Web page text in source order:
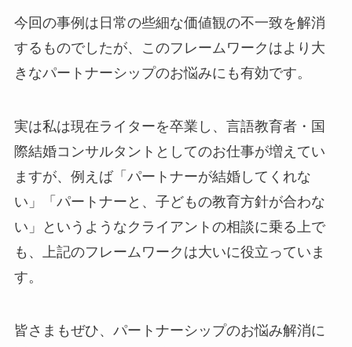
今回の事例は日常の些細な価値観の不一致を解消
するものでしたが、このフレームワークはより大
きなパートナーシップのお悩みにも有効です。
実は私は現在ライターを卒業し、言語教育者・国
際結婚コンサルタントとしてのお仕事が増えてい
ますが、例えば「パートナーが結婚してくれな
い」「パートナーと、子どもの教育方針が合わな
い」というようなクライアントの相談に乗る上で
も、上記のフレームワークは大いに役立っていま
す。
皆さまもぜひ、パートナーシップのお悩み解消に